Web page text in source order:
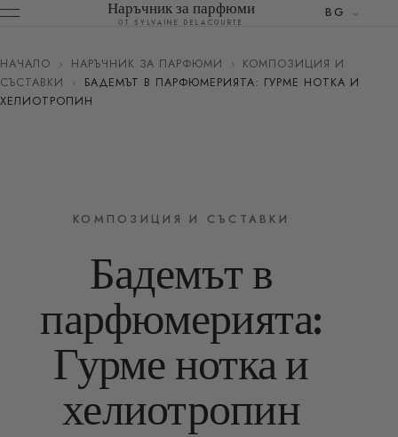
Наръчник за парфюми
ОТ SYLVAINE DELACOURTE
BG
НАЧАЛО › НАРЪЧНИК ЗА ПАРФЮМИ › КОМПОЗИЦИЯ И
СЪСТАВКИ
›
БАДЕМЪТ В ПАРФЮМЕРИЯТА: ГУРМЕ НОТКА И
ХЕЛИОТРОПИН
КОМПОЗИЦИЯ И СЪСТАВКИ
Бадемът в
парфюмерията:
Гурме нотка и
хелиотропин